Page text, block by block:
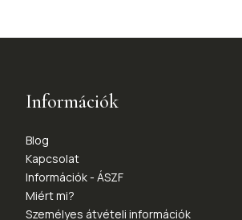
Információk
Blog
Kapcsolat
Információk - ÁSZF
Miért mi?
Személyes átvételi információk